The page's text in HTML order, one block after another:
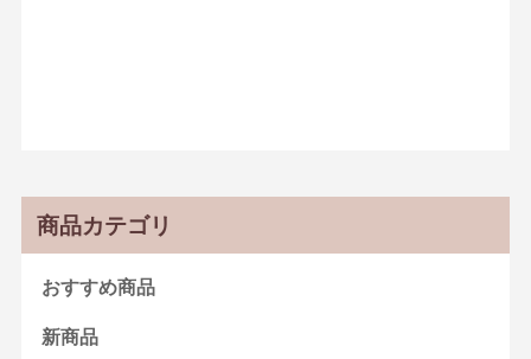
商品カテゴリ
おすすめ商品
新商品